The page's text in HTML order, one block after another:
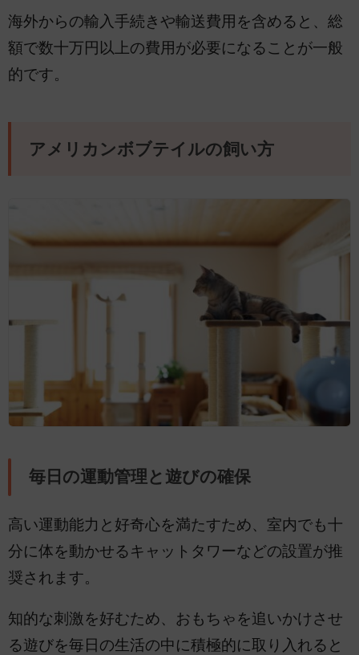
海外からの輸入手続きや輸送費用を含めると、総
額で数十万円以上の費用が必要になることが一般
的です。
アメリカンボブテイルの飼い方
毎日の運動管理と遊びの確保
高い運動能力と好奇心を満たすため、室内でも十
分に体を動かせるキャットタワーなどの設置が推
奨されます。
知的な刺激を好むため、おもちゃを追いかけさせ
る遊びを毎日の生活の中に積極的に取り入れると